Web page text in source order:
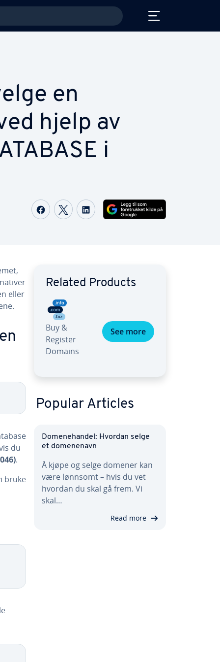
en
hjelp av
i
Share on Facebook
Share on Twitter
Share on LinkedIn
eller
du
.
bruke
Related Products
Buy &
Register
Domains
See more
Popular Articles
Domenehandel: Hvordan selge
et domenenavn
Å kjøpe og selge domener kan
være lønnsomt – hvis du vet
hvordan du skal gå frem. Vi
skal…
Read more